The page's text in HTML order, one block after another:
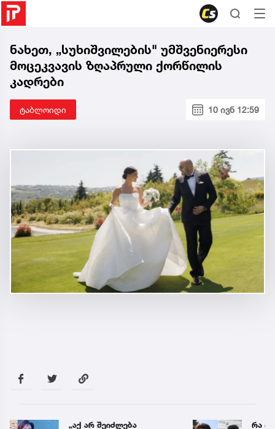
ნახეთ, „სუხიშვილების" უმშვენიერესი
მოცეკვავის ზღაპრული ქორწილის
კადრები
ტაბლოიდი 10 ივნ 12:59
„აქ არ შეიძლება
რა